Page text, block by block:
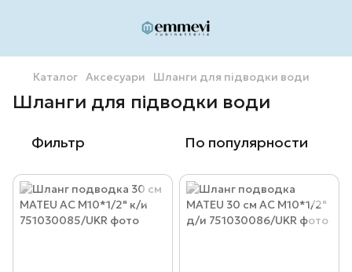
Каталог Аксесуари Шланги для підводки води
Шланги для підводки води
Фильтр По популярности